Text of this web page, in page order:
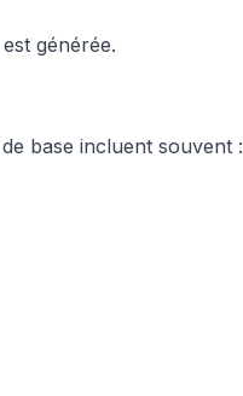
générée.
base incluent souvent :